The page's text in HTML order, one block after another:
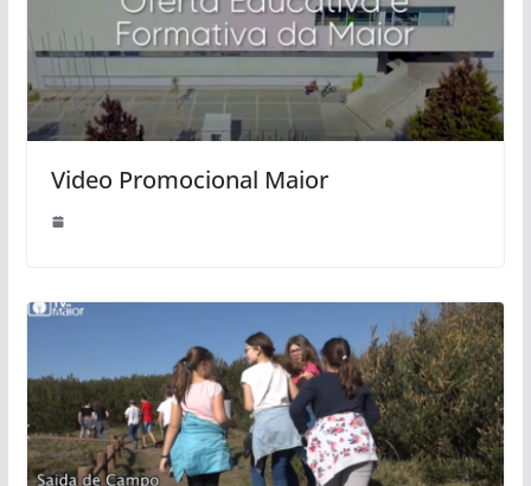
Video Promocional Maior